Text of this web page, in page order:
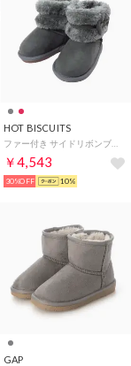
HOT BISCUITS
ファー付き サイドリボンブーツ （グレー）
￥4,543
30%OFF 10%
GAP